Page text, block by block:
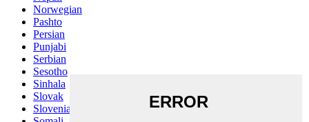
Norwegian
Pashto
Persian
Punjabi
Serbian
Sesotho
Sinhala
Slovak
Slovenian